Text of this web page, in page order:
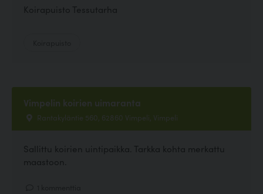
Koirapuisto Tessutarha
Vimpelin koirien uimaranta
Rantakyläntie 560, 62860 Vimpeli, Vimpeli
Sallittu koirien uintipaikka. Tarkka kohta merkattu
maastoon.